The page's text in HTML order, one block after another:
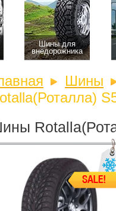
Шины для
внедорожника
Шины